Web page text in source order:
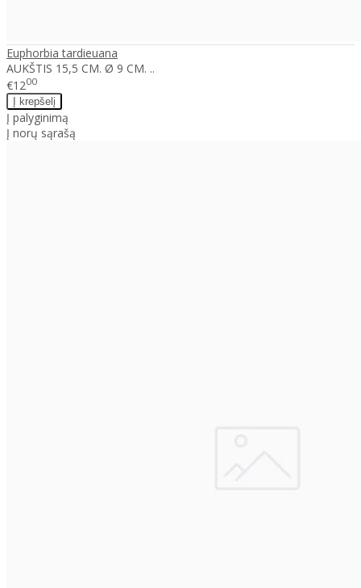
Euphorbia tardieuana
AUKŠTIS 15,5 CM. Ø 9 CM. ..
€1200
Į palyginimą
Į norų sąrašą